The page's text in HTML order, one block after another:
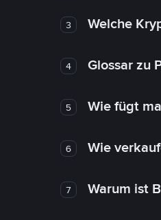
3 Welche
4 Glossar zu
5 Wie fügt
6 Wie
7 Warum ist